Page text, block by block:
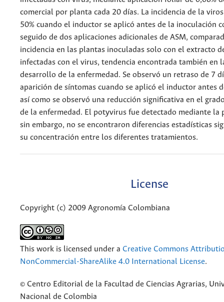
comercial por planta cada 20 días. La incidencia de la
50% cuando el inductor se aplicó antes de la inoculación
seguido de dos aplicaciones adicionales de ASM,
incidencia en las plantas inoculadas solo con el extracto
infectadas con el virus, tendencia encontrada también en
desarrollo de la enfermedad. Se observó un retraso de 7
aparición de síntomas cuando se aplicó el inductor antes
así como se observó una reducción significativa en el
de la enfermedad. El potyvirus fue detectado mediante la
sin embargo, no se encontraron diferencias estadísticas
su concentración entre los diferentes tratamientos.
License
Copyright (c) 2009 Agronomía Colombiana
This work is licensed under a Creative Commons
NonCommercial-ShareAlike 4.0 International License.
© Centro Editorial de la Facultad de Ciencias Agrarias,
Nacional de Colombia